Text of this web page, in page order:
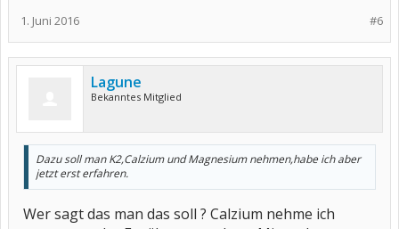
#6
1. Juni 2016
Lagune
Bekanntes Mitglied
Dazu soll man K2,Calzium und Magnesium nehmen,habe ich aber
jetzt erst erfahren.
Wer sagt das man das soll ? Calzium nehme ich